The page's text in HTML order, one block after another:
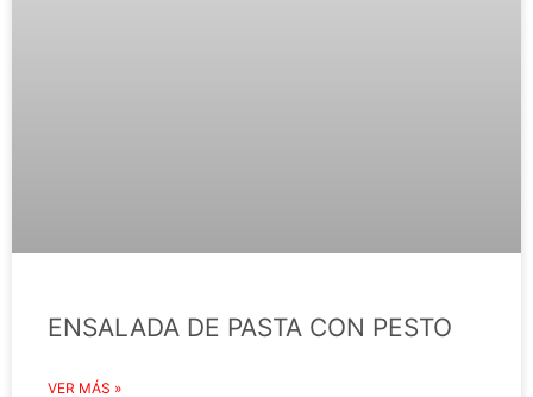
ENSALADA DE PASTA CON PESTO
VER MÁS »